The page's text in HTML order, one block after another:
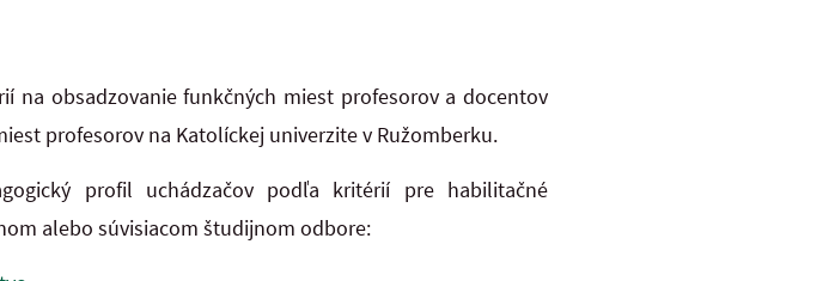
na obsadzovanie funkčných miest profesorov a docentov
profesorov na Katolíckej univerzite v Ružomberku.
profil uchádzačov podľa kritérií pre habilitačné
alebo súvisiacom študijnom odbore: